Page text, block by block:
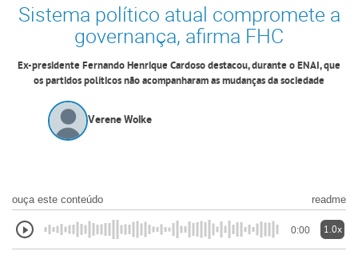
Sistema político atual compromete a
governança, afirma FHC
Ex-presidente Fernando Henrique Cardoso destacou, durante o ENAI, que
os partidos políticos não acompanharam as mudanças da sociedade
Verene Wolke
ouça este conteúdo readme
0:00 1.0x